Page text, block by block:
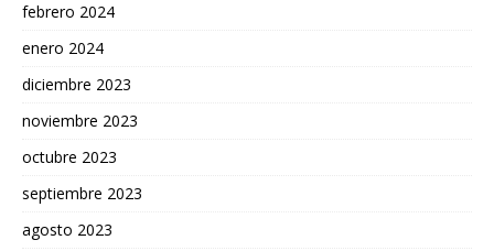
febrero 2024
enero 2024
diciembre 2023
noviembre 2023
octubre 2023
septiembre 2023
agosto 2023